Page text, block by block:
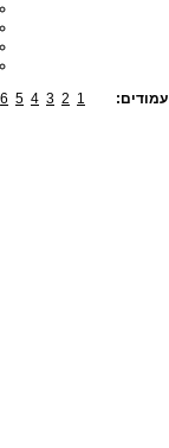
עמודים: 1
2
3
4
5
6